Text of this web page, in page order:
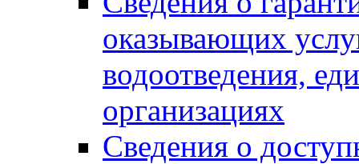
оказывающих
водоотведения,
организациях
Сведения о